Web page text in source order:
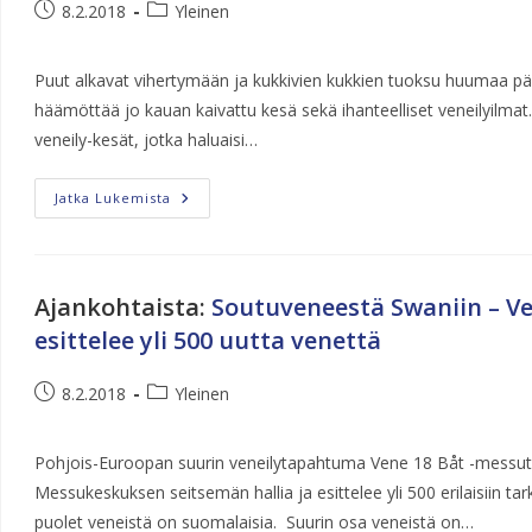
Artikkeli8.2.2018
Artikkelin
Yleinen
Puut alkavat vihertymään ja kukkivien kukkien tuoksu huumaa
häämöttää jo kauan kaivattu kesä sekä ihanteelliset
veneily-kesät, jotka haluaisi…
Jatka Lukemista Veneen
Rahoitus
Ajankohtaista: Soutuveneestä Swaniin –
esittelee yli 500 uutta venettä
Artikkeli8.2.2018
Artikkelin
Yleinen
Pohjois-Euroopan suurin veneilytapahtuma Vene 18 Båt -
Messukeskuksen seitsemän hallia ja esittelee yli 500 erilaisiin
puolet veneistä on suomalaisia. Suurin osa veneistä on…